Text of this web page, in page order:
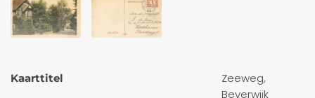
Kaarttitel
Zeeweg,
Beverwijk